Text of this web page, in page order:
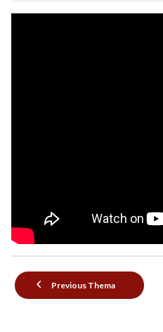
Previous Thema